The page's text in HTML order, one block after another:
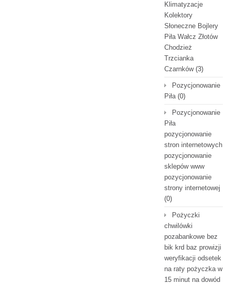
Klimatyzacje
Kolektory
Słoneczne Bojlery
Piła Wałcz Złotów
Chodzież
Trzcianka
Czarnków(3)
Pozycjonowanie
Piła(0)
Pozycjonowanie
Piła
pozycjonowanie
stron internetowych
pozycjonowanie
sklepów www
pozycjonowanie
strony internetowej
(0)
Pożyczki
chwilówki
pozabankowe bez
bik krd baz prowizji
weryfikacji odsetek
na raty pożyczka w
15 minut na dowód